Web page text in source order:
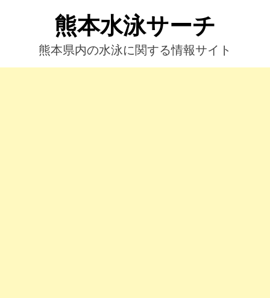
へ
熊本水泳サーチ
熊本県内の水泳に関する情報サイト